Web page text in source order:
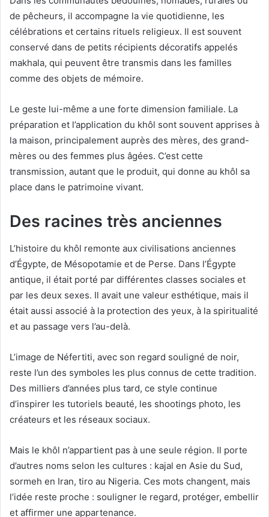
de pêcheurs, il accompagne la vie quotidienne, les
célébrations et certains rituels religieux. Il est souvent
conservé dans de petits récipients décoratifs appelés
makhala, qui peuvent être transmis dans les familles
comme des objets de mémoire.
Le geste lui-même a une forte dimension familiale. La
préparation et l’application du khôl sont souvent apprises à
la maison, principalement auprès des mères, des grand-
mères ou des femmes plus âgées. C’est cette
transmission, autant que le produit, qui donne au khôl sa
place dans le patrimoine vivant.
Des racines très anciennes
L’histoire du khôl remonte aux civilisations anciennes
d’Égypte, de Mésopotamie et de Perse. Dans l’Égypte
antique, il était porté par différentes classes sociales et
par les deux sexes. Il avait une valeur esthétique, mais il
était aussi associé à la protection des yeux, à la spiritualité
et au passage vers l’au-delà.
L’image de Néfertiti, avec son regard souligné de noir,
reste l’un des symboles les plus connus de cette tradition.
Des milliers d’années plus tard, ce style continue
d’inspirer les tutoriels beauté, les shootings photo, les
créateurs et les réseaux sociaux.
Mais le khôl n’appartient pas à une seule région. Il porte
d’autres noms selon les cultures : kajal en Asie du Sud,
sormeh en Iran, tiro au Nigeria. Ces mots changent, mais
l’idée reste proche : souligner le regard, protéger, embellir
et affirmer une appartenance.